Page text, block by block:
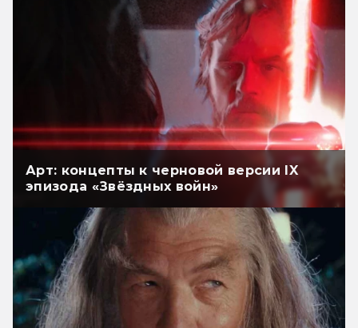
Арт: концепты к черновой версии IX
эпизода «Звёздных войн»